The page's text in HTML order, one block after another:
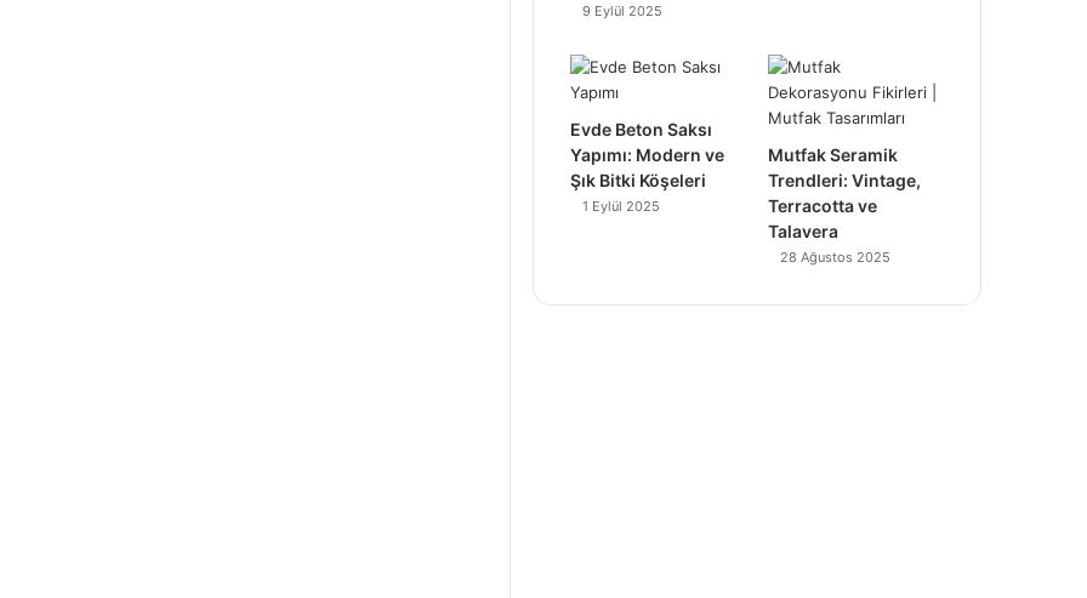
9 Eylül 2025
Evde Beton Saksı
Yapımı: Modern ve
Şık Bitki Köşeleri
1 Eylül 2025
Mutfak Seramik
Trendleri: Vintage,
Terracotta ve
Talavera
28 Ağustos 2025